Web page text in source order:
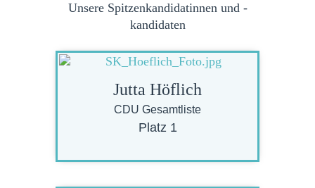
Unsere Spitzen­kandidatinnen und -
kandidaten
Jutta Höflich
CDU Gesamtliste
Platz 1